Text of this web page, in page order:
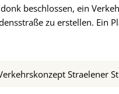
beschlossen, ein
zu erstellen. Ein
Straelener